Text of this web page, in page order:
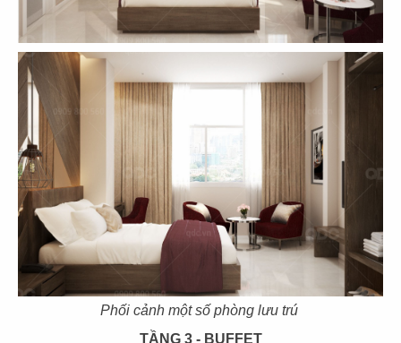
Phối cảnh một số phòng lưu trú
TẦNG 3 - BUFFET
67
THE STREET
CN Lê Văn Sỹ - Quận 3
68
THE STREET
CN Nguyễn Thái Bình - Q.1
69
THE STREET
70
THE STREET
CN Nguyễn Thị Minh Khai -Q.3